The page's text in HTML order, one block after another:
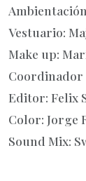
Vestuario:
Make up:
Coordinador
Editor: Felix
Color: Jorge
Sound Mix: